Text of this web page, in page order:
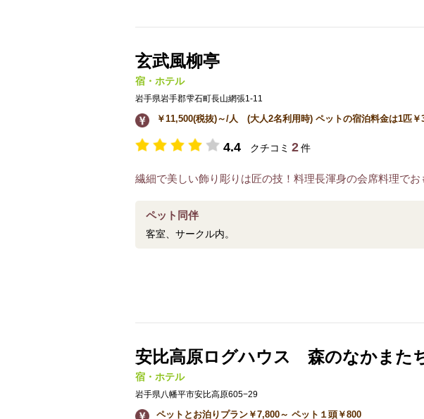
玄武風柳亭
宿・ホテル
岩手県岩手郡雫石町長山網張1-11
￥11,500(税抜)～/人 (大人2名利用時) ペットの宿泊料金は1匹￥
4.4 クチコミ 2件
繊細で美しい飾り彫りは匠の技！料理長渾身の会席料理でお
ペット同伴
客室、サークル内。
安比高原ログハウス 森のなかまた
宿・ホテル
岩手県八幡平市安比高原605−29
ペットとお泊りプラン￥7,800～ ペット１頭￥800